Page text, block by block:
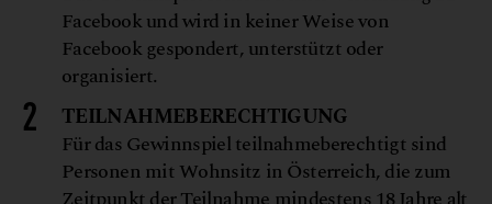
Facebook und wird in keiner Weise von
Facebook gespondert, unterstützt oder
organisiert.
TEILNAHMEBERECHTIGUNG
Für das Gewinnspiel teilnahmeberechtigt sind
Personen mit Wohnsitz in Österreich, die zum